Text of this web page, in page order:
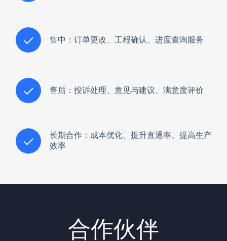
售中：订单更改、工程确认、进度查询服务
售后：投诉处理、意见与建议、满意度评价
长期合作：成本优化、提升直通率、提高生产
效率
合作伙伴